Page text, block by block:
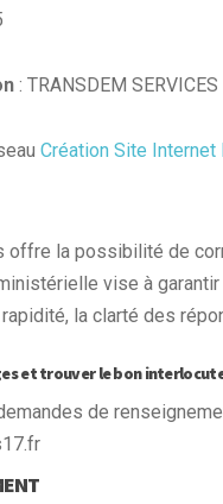
: TRANSDEM
Création Site Internet
offre la possibilité de
vise à
la clarté des
et trouver le bon
de